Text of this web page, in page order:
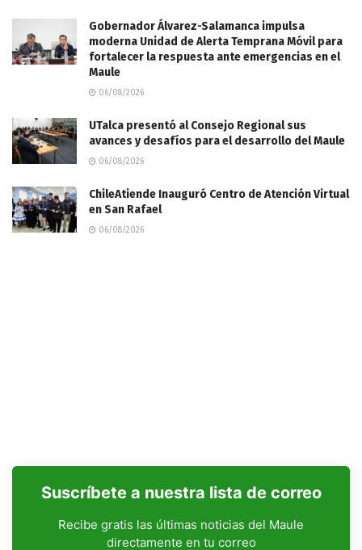
Gobernador Álvarez-Salamanca impulsa
moderna Unidad de Alerta Temprana Móvil para
fortalecer la respuesta ante emergencias en el
Maule
06/08/2026
UTalca presentó al Consejo Regional sus
avances y desafíos para el desarrollo del Maule
06/08/2026
ChileAtiende Inauguró Centro de Atención Virtual
en San Rafael
06/08/2026
Suscríbete a nuestra lista de correo
Recibe gratis las últimas noticias del Maule
directamente en tu correo